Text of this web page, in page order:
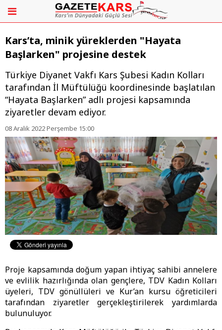
Kars’ta, minik yüreklerden "Hayata
Başlarken" projesine destek
Türkiye Diyanet Vakfı Kars Şubesi Kadın Kolları
tarafından İl Müftülüğü koordinesinde başlatılan
“Hayata Başlarken” adlı projesi kapsamında
ziyaretler devam ediyor.
08 Aralık 2022 Perşembe 15:00
Proje kapsamında doğum yapan ihtiyaç sahibi annelere
ve evlilik hazırlığında olan gençlere, TDV Kadın Kolları
üyeleri, TDV gönüllüleri ve Kur’an kursu öğreticileri
tarafından ziyaretler gerçekleştirilerek yardımlarda
bulunuluyor.